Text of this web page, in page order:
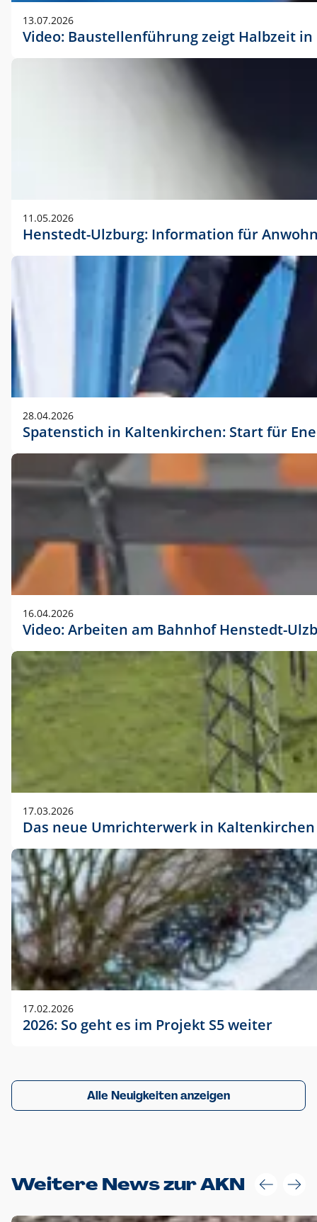
13.07.2026
Video: Baustellenführung zeigt Halbzeit
11.05.2026
Henstedt-Ulzburg: Information für
28.04.2026
Spatenstich in Kaltenkirchen: Start für
16.04.2026
Video: Arbeiten am Bahnhof Henstedt-
17.03.2026
Das neue Umrichterwerk in Kaltenkirchen
17.02.2026
2026: So geht es im Projekt S5 weiter
Alle Neuigkeiten anzeigen
Weitere News zur AKN